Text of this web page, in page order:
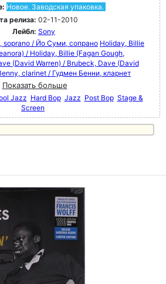
Новое. Заводская упаковка.
релиза: 02-11-2010
Лейбл: Sony
soprano / Йо Суми, сопрано Holiday, Billie
/ Holiday, Billie (Fagan Gough,
(David Warren) / Brubeck, Dave (David
clarinet / Гудмен Бенни, кларнет
Показать больше
Jazz Hard Bop Jazz Post Bop Stage &
Screen